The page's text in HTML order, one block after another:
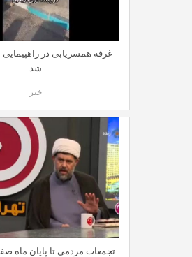
غرفه همسریابی در راهپیمایی
شد
خبر
تجمعات مردمی تا پایان ماه